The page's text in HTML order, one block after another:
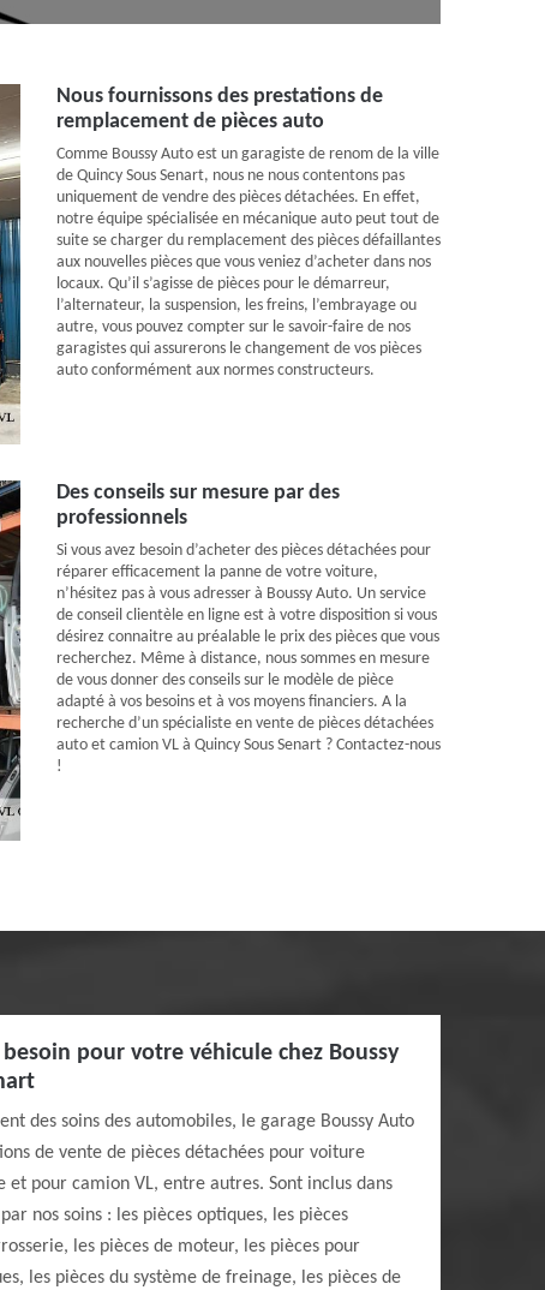
Nous fournissons des prestations de
remplacement de pièces auto
Comme Boussy Auto est un garagiste de renom de la ville
de Quincy Sous Senart, nous ne nous contentons pas
uniquement de vendre des pièces détachées. En effet,
notre équipe spécialisée en mécanique auto peut tout de
suite se charger du remplacement des pièces défaillantes
aux nouvelles pièces que vous veniez d’acheter dans nos
locaux. Qu’il s’agisse de pièces pour le démarreur,
l’alternateur, la suspension, les freins, l’embrayage ou
autre, vous pouvez compter sur le savoir-faire de nos
garagistes qui assurerons le changement de vos pièces
auto conformément aux normes constructeurs.
Des conseils sur mesure par des
professionnels
Si vous avez besoin d’acheter des pièces détachées pour
réparer efficacement la panne de votre voiture,
n’hésitez pas à vous adresser à Boussy Auto. Un service
de conseil clientèle en ligne est à votre disposition si vous
désirez connaitre au préalable le prix des pièces que vous
recherchez. Même à distance, nous sommes en mesure
de vous donner des conseils sur le modèle de pièce
adapté à vos besoins et à vos moyens financiers. A la
recherche d’un spécialiste en vente de pièces détachées
auto et camion VL à Quincy Sous Senart ? Contactez-nous
!
pour votre véhicule chez Boussy
des soins des automobiles, le garage Boussy Auto
de vente de pièces détachées pour voiture
pour camion VL, entre autres. Sont inclus dans
nos soins : les pièces optiques, les pièces
les pièces de moteur, les pièces pour
les pièces du système de freinage, les pièces de